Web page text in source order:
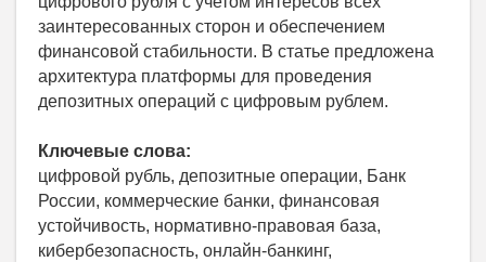
заинтересованных сторон и обеспечением
финансовой стабильности. В статье предложена
архитектура платформы для проведения
депозитных операций с цифровым рублем.
Ключевые слова:
цифровой рубль, депозитные операции, Банк
России, коммерческие банки, финансовая
устойчивость, нормативно-правовая база,
кибербезопасность, онлайн-банкинг,